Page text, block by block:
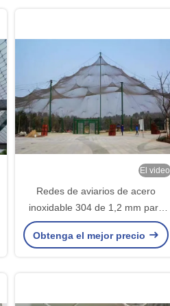
El video
Redes de aviarios de acero
inoxidable 304 de 1,2 mm para
aves
Obtenga el mejor precio